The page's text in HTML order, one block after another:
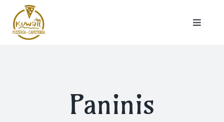
contenido
Toggle
Nuestra historia
Paninis